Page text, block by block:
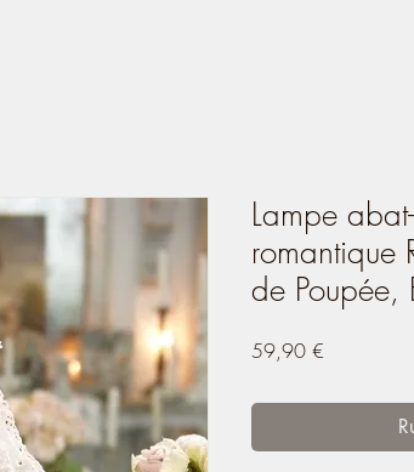
Lampe
romantique
de
59,90 €